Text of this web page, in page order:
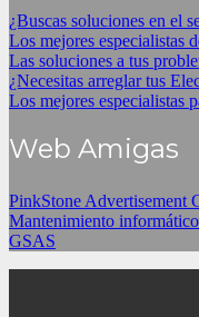
¿Buscas soluciones en el
Los mejores especialistas
Las soluciones a tus
¿Necesitas arreglar tus
Los mejores especialistas
Web Amigas
PinkStone Advertisement
Mantenimiento
GSAS